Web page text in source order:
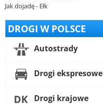
Jak dojadę - Ełk
DROGI W POLSCE
Autostrady
Drogi ekspresowe
Drogi krajowe